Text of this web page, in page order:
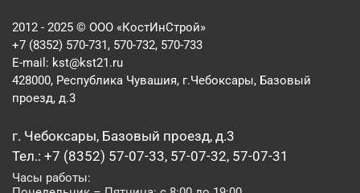
2012 - 2025 © ООО «КостИнСтрой»
+7 (8352) 570-731, 570-732, 570-733
E-mail: kst@kst21.ru
428000, Республика Чувашия, г.Чебоксары, Базовый
проезд, д.3
г. Чебоксары, Базовый проезд, д.3
Тел.: +7 (8352) 57-07-33, 57-07-32, 57-07-31
Часы работы: